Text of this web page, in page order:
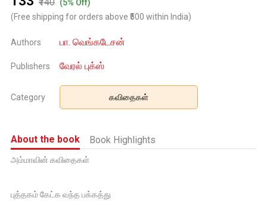
(5% Off)
(Free shipping for orders above ₹500 within India)
Authors பா. வெங்கடேசன்
Publishers வேரல் புக்ஸ்
Category கவிதைகள்
About the book Book Highlights
அம்மாவின் கவிதைகள்
புத்தகம் கேட்க வந்த பக்கத்து